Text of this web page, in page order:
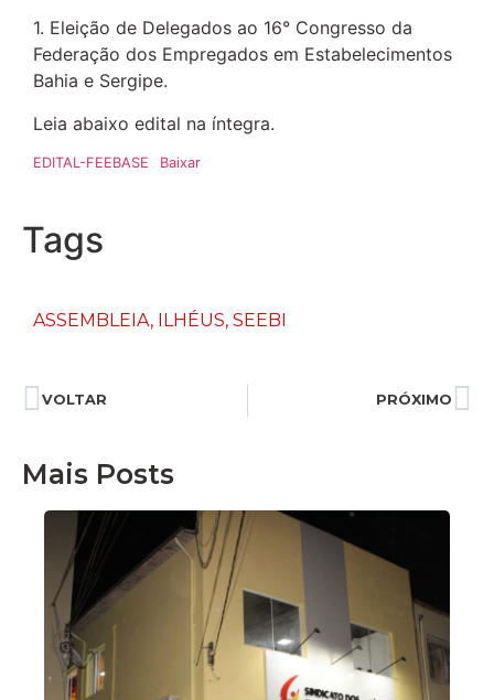
1. Eleição de Delegados ao 16° Congresso da
Federação dos Empregados em Estabelecimentos
Bahia e Sergipe.
Leia abaixo edital na íntegra.
EDITAL-FEEBASE Baixar
Tags
ASSEMBLEIA, ILHÉUS, SEEBI
VOLTAR PRÓXIMO
Mais Posts